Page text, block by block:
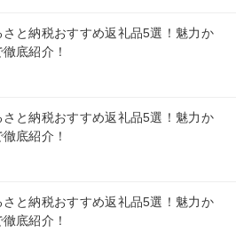
さと納税おすすめ返礼品5選！魅力か
底紹介！
と納税おすすめ返礼品5選！魅力か
底紹介！
さと納税おすすめ返礼品5選！魅力か
底紹介！